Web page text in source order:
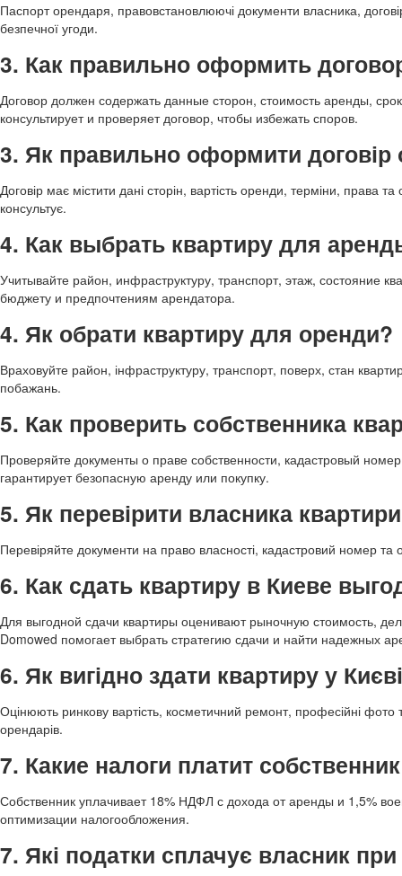
Паспорт орендаря, правовстановлюючі документи власника,
безпечної угоди.
3. Как правильно оформить
Договор должен содержать данные сторон, стоимость аренды,
консультирует и проверяет договор, чтобы избежать споров.
3. Як правильно оформити договір
Договір має містити дані сторін, вартість оренди, терміни, права
консультує.
4. Как выбрать квартиру для
Учитывайте район, инфраструктуру, транспорт, этаж, состояние
бюджету и предпочтениям арендатора.
4. Як обрати квартиру для оренди?
Враховуйте район, інфраструктуру, транспорт, поверх, стан
побажань.
5. Как проверить собственника
Проверяйте документы о праве собственности, кадастровый
гарантирует безопасную аренду или покупку.
5. Як перевірити власника
Перевіряйте документи на право власності, кадастровий номер
6. Как сдать квартиру в Киеве
Для выгодной сдачи квартиры оценивают рыночную стоимость,
Domowed помогает выбрать стратегию сдачи и найти надежных
6. Як вигідно здати квартиру у
Оцінюють ринкову вартість, косметичний ремонт, професійні
орендарів.
7. Какие налоги платит
Собственник уплачивает 18% НДФЛ с дохода от аренды и 1,5%
оптимизации налогообложения.
7. Які податки сплачує власник